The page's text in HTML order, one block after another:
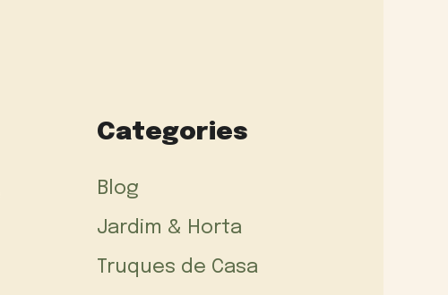
Categories
Blog
Jardim & Horta
Truques de Casa